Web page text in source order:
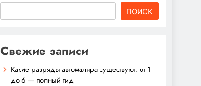
ПОИСК
Свежие записи
Какие разряды автомаляра существуют: от 1
до 6 — полный гид